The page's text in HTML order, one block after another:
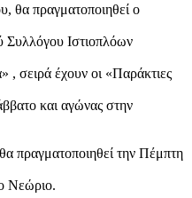
θα πραγματοποιηθεί ο
Συλλόγου Ιστιοπλόων
σειρά έχουν οι «Παράκτιες
και αγώνας στην
πραγματοποιηθεί την Πέμπτη
Νεώριο.